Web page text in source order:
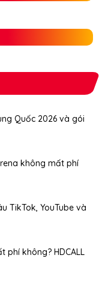
Quốc 2026 và gói
không mất phí
TikTok, YouTube và
phí không? HDCALL